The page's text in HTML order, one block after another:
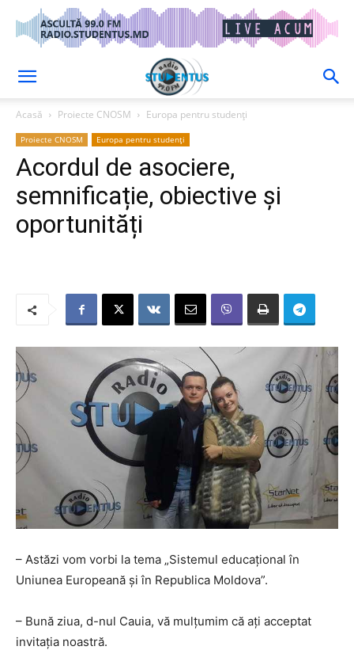
Acasă Proiecte CNOSM Europa pentru studenți
Proiecte CNOSM Europa pentru studenți
Acordul de asociere,
semnificație, obiective și
oportunități
– Astăzi vom vorbi la tema „Sistemul educațional în
Uniunea Europeană și în Republica Moldova”.
– Bună ziua, d-nul Cauia, vă mulțumim că ați acceptat
invitația noastră.